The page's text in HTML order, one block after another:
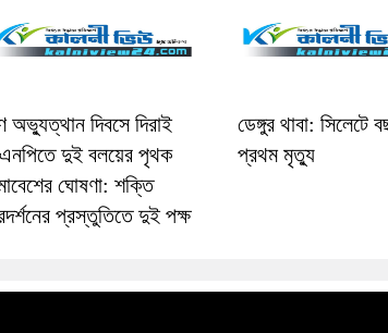
অভ্যুত্থান দিবসে দিরাই
দুই বলয়ের পৃথক
ঘোষণা: শক্তি
প্রস্তুতিতে দুই পক্ষ
ডেঙ্গুর থাবা: সিলেটে
প্রথম মৃত্যু